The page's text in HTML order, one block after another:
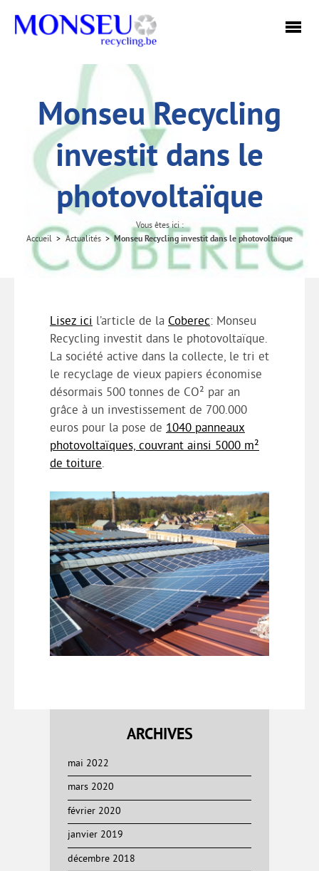
Monseu Recycling
investit dans le
photovoltaïque
Vous êtes ici :
Accueil
Actualités Monseu Recycling investit dans le photovoltaïque
Lisez ici l’article de la Coberec: Monseu
Recycling investit dans le photovoltaïque.
La société active dans la collecte, le tri et
le recyclage de vieux papiers économise
désormais 500 tonnes de CO² par an
grâce à un investissement de 700.000
euros pour la pose de 1040 panneaux
photovoltaïques, couvrant ainsi 5000 m²
de toiture.
ARCHIVES
mai 2022
mars 2020
février 2020
janvier 2019
décembre 2018